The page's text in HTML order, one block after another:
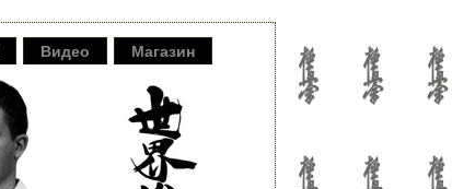
Видео Магазин